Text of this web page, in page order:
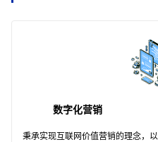
数字化营销
秉承实现互联网价值营销的理念，